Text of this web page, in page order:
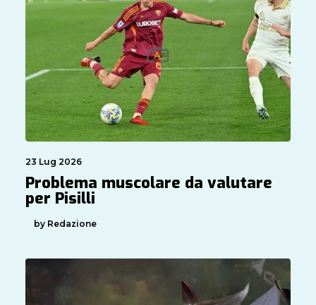
23 Lug 2026
Problema muscolare da valutare
per Pisilli
by Redazione